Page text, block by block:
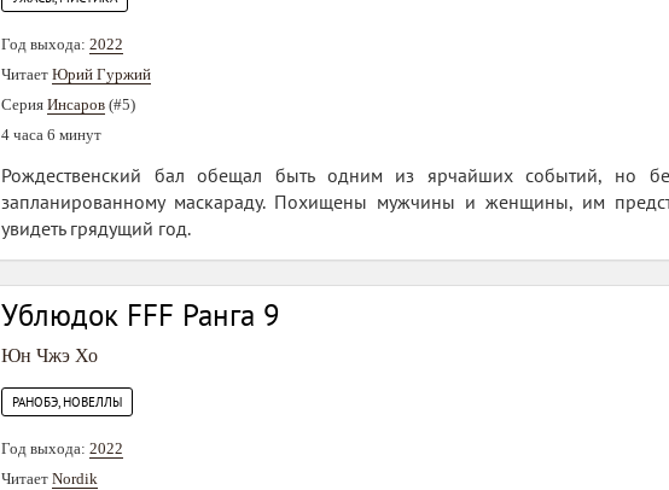
Год выхода: 2022
Читает Юрий Гуржий
Серия Инсаров (#5)
4 часа 6 минут
Рождественский бал обещал быть одним из ярчайших событий, но
запланированному маскараду. Похищены мужчины и женщины, им
увидеть грядущий год.
Ублюдок FFF Ранга 9
Юн Чжэ Хо
РАНОБЭ, НОВЕЛЛЫ
Год выхода: 2022
Читает Nordik